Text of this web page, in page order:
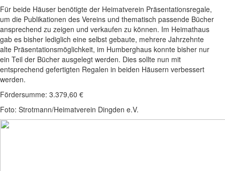
Für beide Häuser benötigte der Heimatverein Präsentationsregale,
um die Publikationen des Vereins und thematisch passende Bücher
ansprechend zu zeigen und verkaufen zu können. Im Heimathaus
gab es bisher lediglich eine selbst gebaute, mehrere Jahrzehnte
alte Präsentationsmöglichkeit, im Humberghaus konnte bisher nur
ein Teil der Bücher ausgelegt werden. Dies sollte nun mit
entsprechend gefertigten Regalen in beiden Häusern verbessert
werden.
Fördersumme: 3.379,60 €
Foto: Strotmann/Heimatverein Dingden e.V.